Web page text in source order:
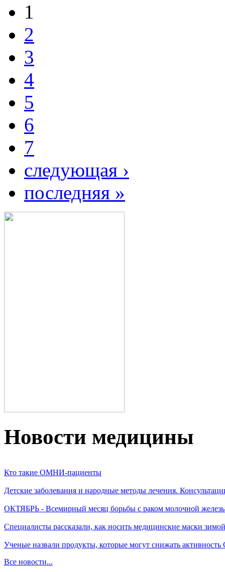
1
2
3
4
5
6
7
следующая ›
последняя »
Новости медицины
Кто такие ОМНИ-пациенты
Детские заболевания и народные методы лечения.
ОКТЯБРЬ - Всемирный месяц борьбы с раком молочной
Специалисты рассказали, как носить медицинские маски зимой
Ученые назвали продукты, которые могут снижать
Все новости...